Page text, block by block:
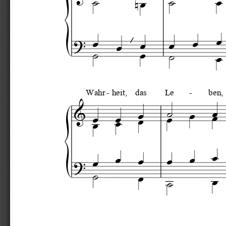
Wahr   heit,
- das Le ben,
-



  







 
 
 
  










